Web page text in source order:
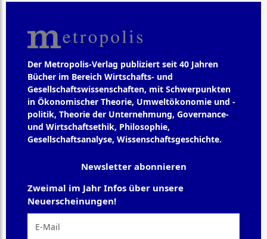
Der Metropolis-Verlag publiziert seit 40 Jahren
Bücher im Bereich Wirtschafts- und
Gesellschaftswissenschaften, mit Schwerpunkten
in Ökonomischer Theorie, Umweltökonomie und -
politik, Theorie der Unternehmung, Governance-
und Wirtschaftsethik, Philosophie,
Gesellschaftsanalyse, Wissenschaftsgeschichte.
Newsletter abonnieren
Zweimal im Jahr Infos über unsere
Neuerscheinungen!